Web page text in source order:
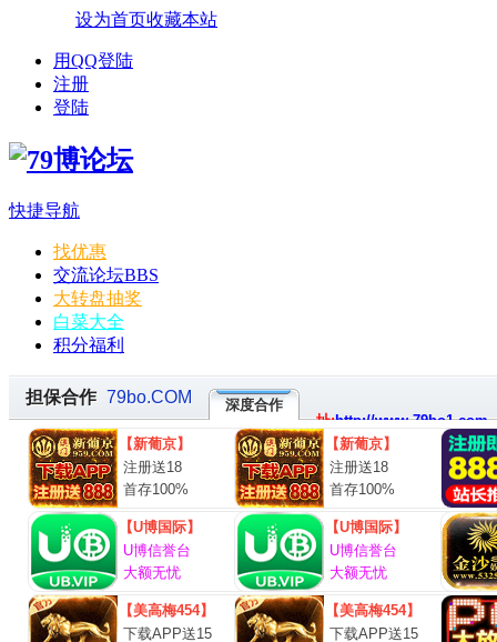
设为首页收藏本站
用QQ登陆
注册
登陆
快捷导航
找优惠
交流论坛BBS
大转盘抽奖
白菜大全
积分福利